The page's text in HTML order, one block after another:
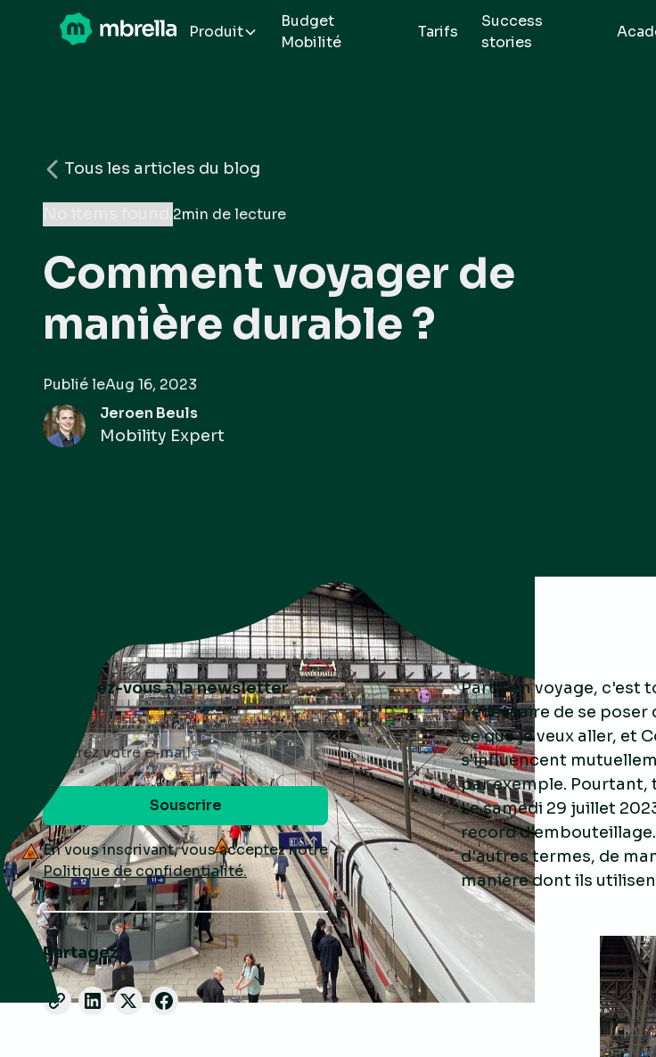
Produit
Budget
Mobilité
Tarifs
Success
stories
Tous les articles du blog
2min de lecture
Comment voyager de
manière durable ?
Publié leAug 16, 2023
Jeroen Beuls
Mobility Expert
Abonnez-vous à la newsletter
En vous inscrivant, vous acceptez notre
Politique de confidentialité.
Partagez
Partir en voyage, c'est
nécessaire de se
ce que je veux aller, et
s'influencent
par exemple. Pourtant,
Le samedi 29 juillet
record
d'autres termes, de
manière dont ils